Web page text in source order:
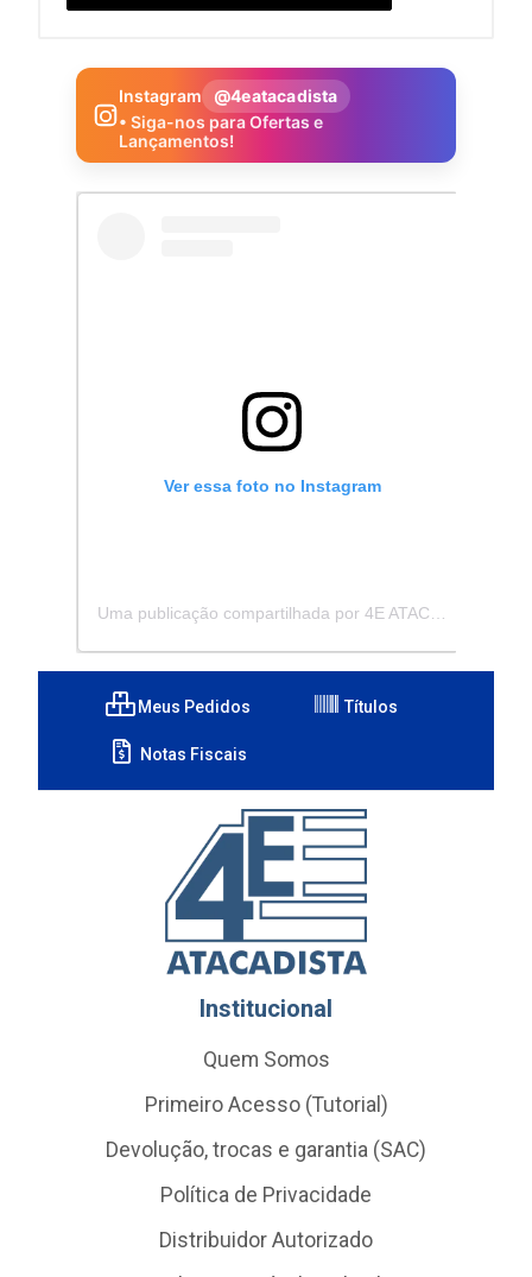
Instagram
@4eatacadista
• Siga-nos para Ofertas e
Lançamentos!
Ver essa foto no Instagram
Meus Pedidos Títulos
Notas Fiscais
Institucional
Quem Somos
Primeiro Acesso (Tutorial)
Devolução, trocas e garantia (SAC)
Política de Privacidade
Distribuidor Autorizado